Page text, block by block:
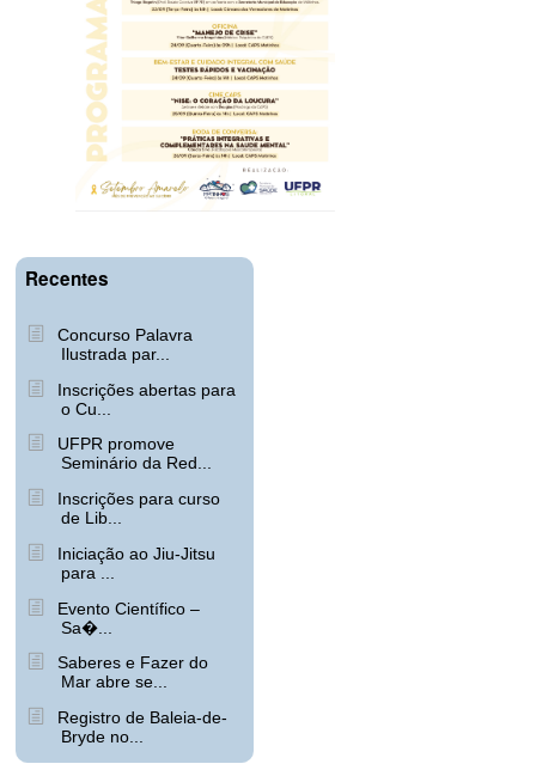
Recentes
Concurso Palavra
Ilustrada par...
Inscrições abertas para
o Cu...
UFPR promove
Seminário da Red...
Inscrições para curso
de Lib...
Iniciação ao Jiu-Jitsu
para ...
Evento Científico –
Sa�...
Saberes e Fazer do
Mar abre se...
Registro de Baleia-de-
Bryde no...